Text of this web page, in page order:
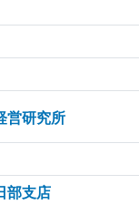
営研究所
部支店